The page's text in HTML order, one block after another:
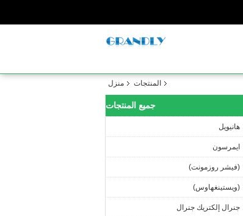
منزل المنتجات
جميع المنتجات
هانيويل
ايمرسون
(فيشر روزمونت)
(ويستينغهاوس)
جنرال إلكتريك جنرال